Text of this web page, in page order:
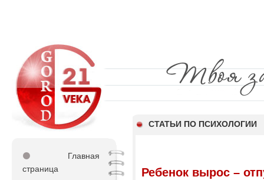
СТАТЬИ ПО ПСИХОЛОГИИ
⚫
Главная
страница
Ребенок вырос –